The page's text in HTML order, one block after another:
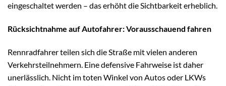
eingeschaltet werden – das erhöht die Sichtbarkeit erheblich.
Rücksichtnahme auf Autofahrer: Vorausschauend fahren
Rennradfahrer teilen sich die Straße mit vielen anderen
Verkehrsteilnehmern. Eine defensive Fahrweise ist daher
unerlässlich. Nicht im toten Winkel von Autos oder LKWs